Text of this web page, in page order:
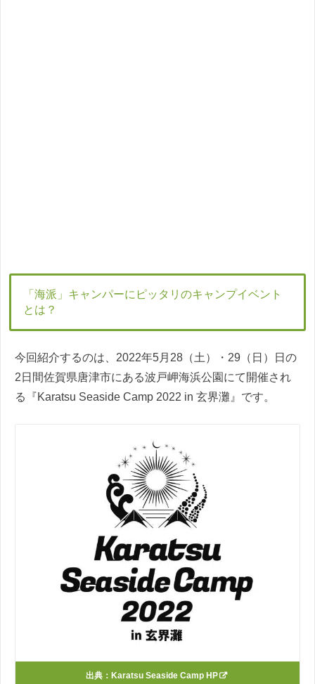
「海派」キャンパーにピッタリのキャンプイベント
とは？
今回紹介するのは、2022年5月28（土）・29（日）日の
2日間佐賀県唐津市にある波戸岬海浜公園にて開催され
る『Karatsu Seaside Camp 2022 in 玄界灘』です。
出典： Karatsu Seaside Camp HP